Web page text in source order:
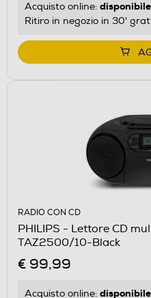
Acquisto online: disponibile
Ritiro in negozio in 30'
RADIO CON CD
PHILIPS - Lettore CD
TAZ2500/10-Black
€ 99,99
Acquisto online: disponibile